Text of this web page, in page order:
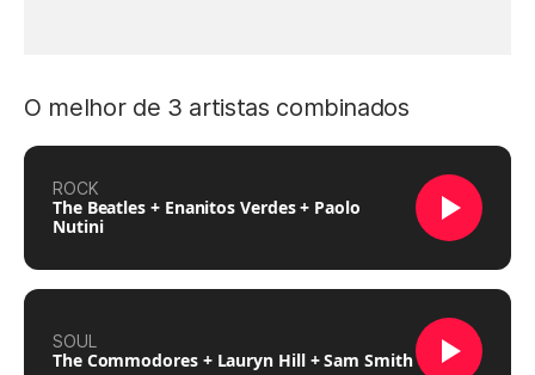
O melhor de 3 artistas combinados
ROCK
The Beatles + Enanitos Verdes + Paolo
Nutini
SOUL
The Commodores + Lauryn Hill + Sam Smith